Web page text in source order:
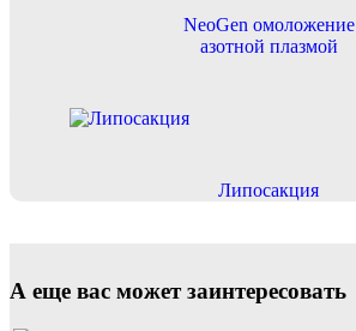
NeoGen омоложение
азотной плазмой
Липосакция
А еще вас может заинтересовать